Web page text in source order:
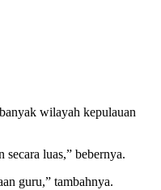
wilayah kepulauan
luas,” bebernya.
guru,” tambahnya.